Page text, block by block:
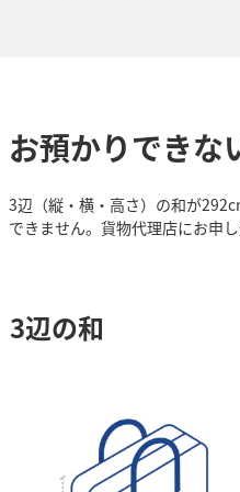
お預かりできな
3辺（縦・横・高さ）の和が
できません。貨物代理店にお申し
3辺の和